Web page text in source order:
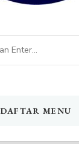
DAFTAR MENU